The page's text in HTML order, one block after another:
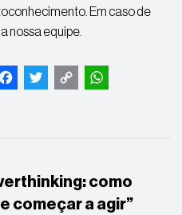
Em caso de
nossa equipe.
TwitterCopy
WhatsApp
como
começar a agir”